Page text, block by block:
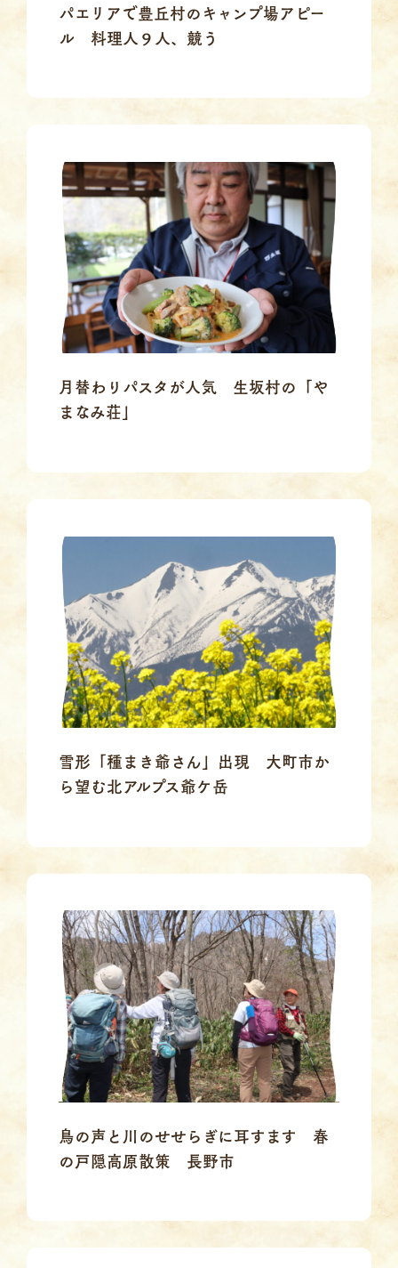
パエリアで豊丘村のキャンプ場アピー
ル 料理人９人、競う
月替わりパスタが人気 生坂村の「や
まなみ荘」
雪形「種まき爺さん」出現 大町市か
ら望む北アルプス爺ケ岳
鳥の声と川のせせらぎに耳すます 春
の戸隠高原散策 長野市